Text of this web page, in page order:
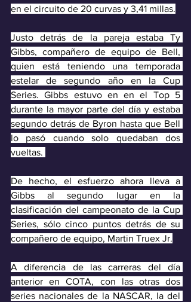
en el circuito de 20 curvas y 3,41 millas.
Justo detrás de la pareja estaba Ty
Gibbs, compañero de equipo de Bell,
quien está teniendo una temporada
estelar de segundo año en la Cup
Series. Gibbs estuvo en en el Top 5
durante la mayor parte del día y estaba
segundo detrás de Byron hasta que Bell
lo pasó cuando solo quedaban dos
vueltas.
De hecho, el esfuerzo ahora lleva a
Gibbs al segundo lugar en la
clasificación del campeonato de la Cup
Series, sólo cinco puntos detrás de su
compañero de equipo, Martin Truex Jr.
A diferencia de las carreras del día
anterior en COTA, con las otras dos
series nacionales de la NASCAR, la del